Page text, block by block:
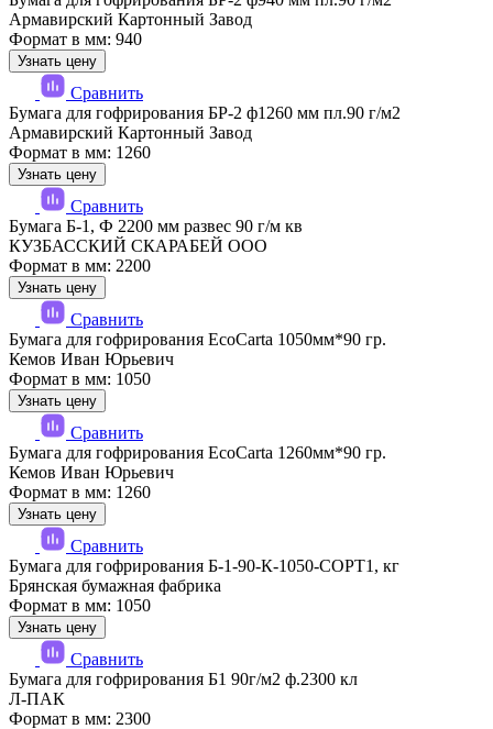
Армавирский Картонный Завод
Формат в мм: 940
Узнать цену
Сравнить
Бумага для гофрирования БР-2 ф1260 мм пл.90 г/м2
Армавирский Картонный Завод
Формат в мм: 1260
Узнать цену
Сравнить
Бумага Б-1, Ф 2200 мм развес 90 г/м кв
КУЗБАССКИЙ СКАРАБЕЙ ООО
Формат в мм: 2200
Узнать цену
Сравнить
Бумага для гофрирования EcoCarta 1050мм*90 гр.
Кемов Иван Юрьевич
Формат в мм: 1050
Узнать цену
Сравнить
Бумага для гофрирования EcoCarta 1260мм*90 гр.
Кемов Иван Юрьевич
Формат в мм: 1260
Узнать цену
Сравнить
Бумага для гофрирования Б-1-90-К-1050-СОРТ1, кг
Брянская бумажная фабрика
Формат в мм: 1050
Узнать цену
Сравнить
Бумага для гофрирования Б1 90г/м2 ф.2300 кл
Л-ПАК
Формат в мм: 2300